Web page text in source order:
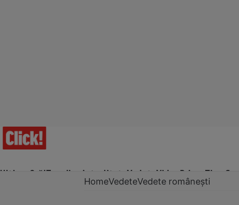
Ultima Oră!Trending Actualitate Vedete Video Prime Time
HomeVedeteVedete românești